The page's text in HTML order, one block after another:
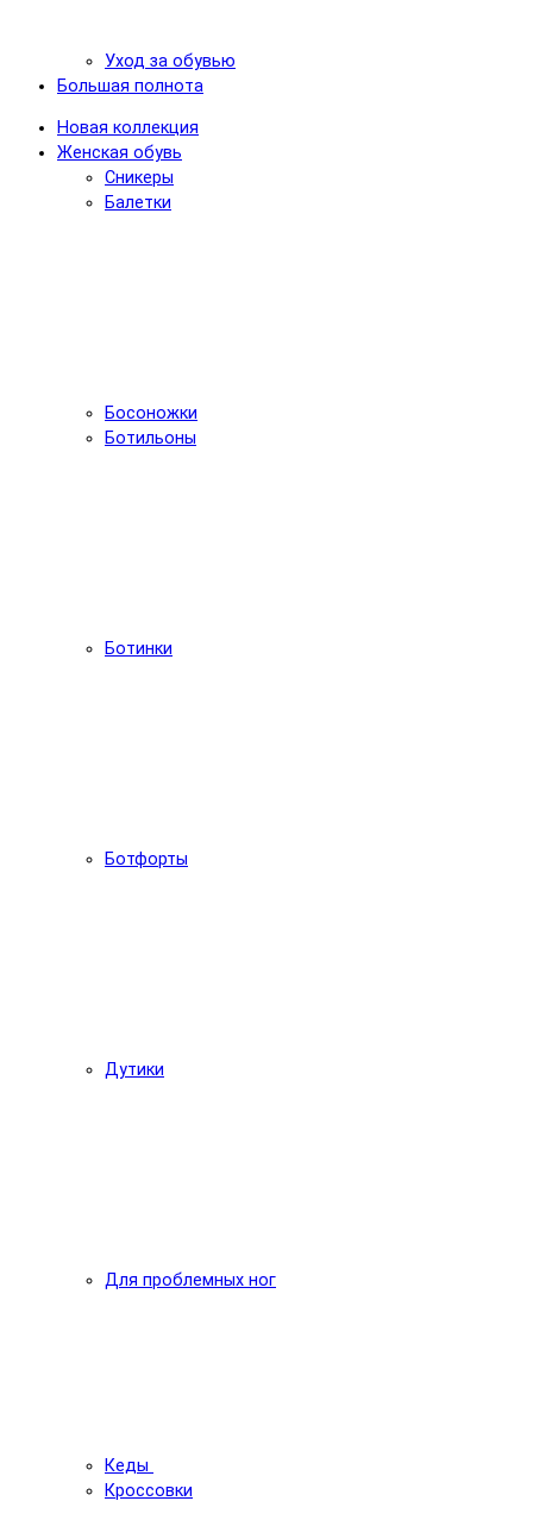
Уход за обувью
Большая полнота
Новая коллекция
Женская обувь
Сникеры
Балетки
Босоножки
Ботильоны
Ботинки
Ботфорты
Дутики
Для проблемных ног
Кеды
Кроссовки